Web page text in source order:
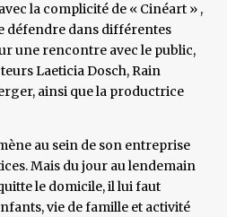
la complicité de « Cinéart » ,
défendre dans différentes
une rencontre avec le public,
Laeticia Dosch, Rain
ainsi que la productrice
au sein de son entreprise
Mais du jour au lendemain
le domicile, il lui faut
vie de famille et activité